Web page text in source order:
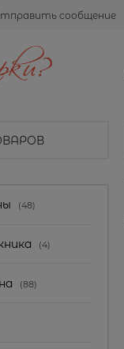
сообщение
(48)
(4)
(88)